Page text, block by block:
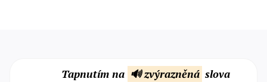
Tapnutím na 🔊 zvýrazněná slova